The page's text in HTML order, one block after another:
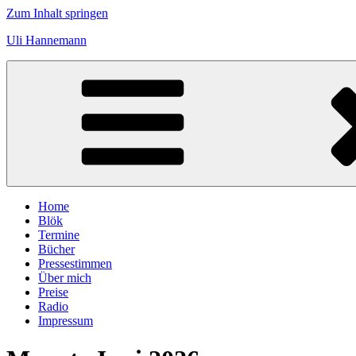
Zum Inhalt springen
Uli Hannemann
Home
Blök
Termine
Bücher
Pressestimmen
Über mich
Preise
Radio
Impressum